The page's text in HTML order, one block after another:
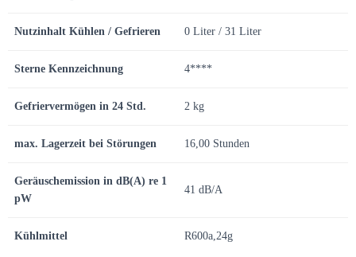
Nutzinhalt Kühlen / Gefrieren 0 Liter / 31 Liter
Sterne Kennzeichnung 4****
Gefriervermögen in 24 Std. 2 kg
max. Lagerzeit bei Störungen 16,00 Stunden
Geräuschemission in dB(A) re 1
pW
41 dB/A
Kühlmittel R600a,24g